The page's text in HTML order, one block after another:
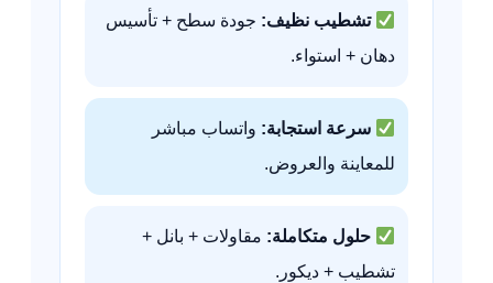
تشطيب نظيف: جودة سطح + تأسيس
دهان + استواء.
سرعة استجابة: واتساب مباشر
للمعاينة والعروض.
حلول متكاملة: مقاولات + بانل +
تشطيب + ديكور.